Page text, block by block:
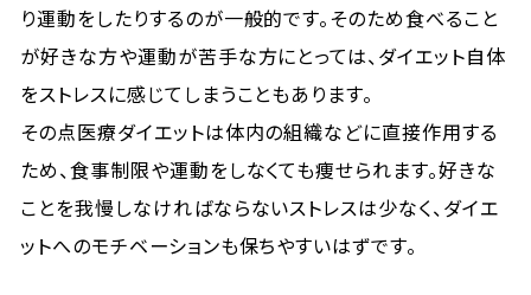
り運動をしたりするのが一般的です。そのため食べること
が好きな方や運動が苦手な方にとっては、ダイエット自体
をストレスに感じてしまうこともあります。
その点医療ダイエットは体内の組織などに直接作用する
ため、食事制限や運動をしなくても痩せられます。好きな
ことを我慢しなければならないストレスは少なく、ダイエ
ットへのモチベーションも保ちやすいはずです。